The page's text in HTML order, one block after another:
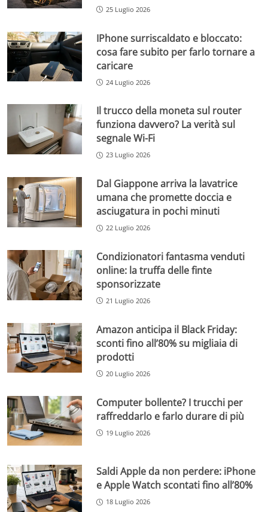
25 Luglio 2026
IPhone surriscaldato e bloccato:
cosa fare subito per farlo tornare a
caricare
24 Luglio 2026
Il trucco della moneta sul router
funziona davvero? La verità sul
segnale Wi-Fi
23 Luglio 2026
Dal Giappone arriva la lavatrice
umana che promette doccia e
asciugatura in pochi minuti
22 Luglio 2026
Condizionatori fantasma venduti
online: la truffa delle finte
sponsorizzate
21 Luglio 2026
Amazon anticipa il Black Friday:
sconti fino all’80% su migliaia di
prodotti
20 Luglio 2026
Computer bollente? I trucchi per
raffreddarlo e farlo durare di più
19 Luglio 2026
Saldi Apple da non perdere: iPhone
e Apple Watch scontati fino all’80%
18 Luglio 2026